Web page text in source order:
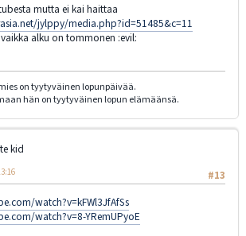
mutta ei kai haittaa
jylppy/media.php?id=51485&c=11
alku on tommonen :evil:
on tyytyväinen lopunpäivää.
hän on tyytyväinen lopun elämäänsä.
kid
#13
watch?v=kFWl3JfAfSs
watch?v=8-YRemUPyoE